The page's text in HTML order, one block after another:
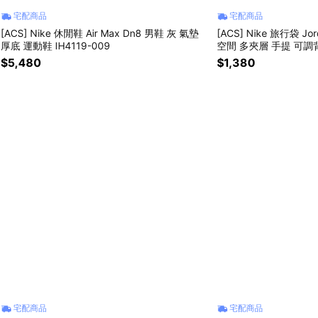
宅配商品
[ACS] Nike 休閒鞋 Air Max Dn8 男鞋 灰 氣墊
厚底 運動鞋 IH4119-009
$5,480
宅配商品
[ACS] Nike 旅行袋
空間 多夾層 手提 可調
13009AD-001
$1,380
宅配商品 宅配商品